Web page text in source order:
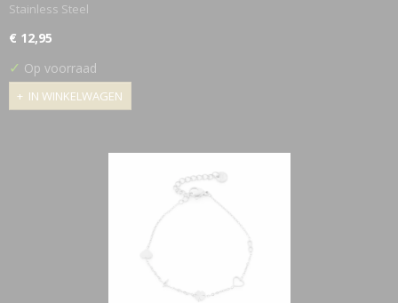
Stainless Steel
€ 12,95
✓ Op voorraad
IN WINKELWAGEN